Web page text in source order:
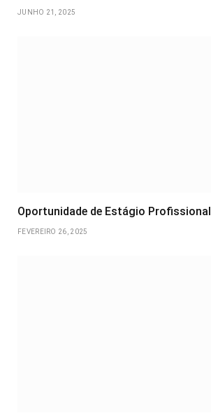
JUNHO 21, 2025
Oportunidade de Estágio
FEVEREIRO 26, 2025